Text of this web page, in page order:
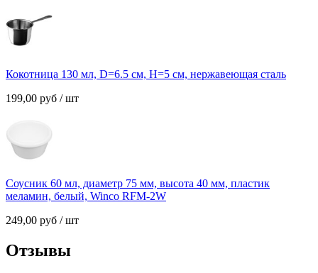
Кокотница 130 мл, D=6.5 см, H=5 см, нержавеющая сталь
199,00 руб / шт
Соусник 60 мл, диаметр 75 мм, высота 40 мм, пластик
меламин, белый, Winco RFM-2W
249,00 руб / шт
Отзывы